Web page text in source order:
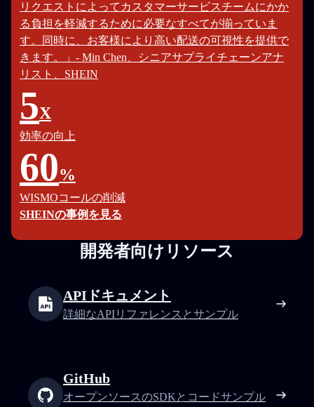
リクエストによってカスタマーサービスチームにかか
る負担を軽減するために必要なすべてが揃っていま
す。同時に、お客様により高い配送の可視性を提供で
きます。」- Min Chen、シニアサプライチェーンアナ
リスト、SHEIN
5X
効率の向上
60%
WISMOコールの削減
SHEINの事例を見る
開発者向けリソース
APIドキュメント
詳細なAPIリファレンスとサンプル
GitHub
オープンソースのSDKとコードサンプル